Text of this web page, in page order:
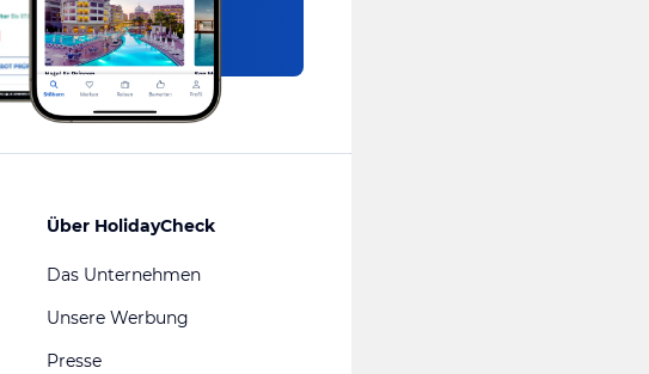
Über HolidayCheck
Das Unternehmen
Unsere Werbung
Presse